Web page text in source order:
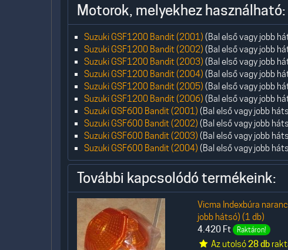
Motorok, melyekhez használható:
Suzuki GSF1200 Bandit (2001) (Bal első vagy jobb
Suzuki GSF1200 Bandit (2002) (Bal első vagy jobb
Suzuki GSF1200 Bandit (2003) (Bal első vagy jobb
Suzuki GSF1200 Bandit (2004) (Bal első vagy jobb
Suzuki GSF1200 Bandit (2005) (Bal első vagy jobb
Suzuki GSF1200 Bandit (2006) (Bal első vagy jobb
Suzuki GSF600 Bandit (2001) (Bal első vagy jobb
Suzuki GSF600 Bandit (2002) (Bal első vagy jobb
Suzuki GSF600 Bandit (2003) (Bal első vagy jobb
Suzuki GSF600 Bandit (2004) (Bal első vagy jobb
További kapcsolódó termékeink:
Vicma Indexbúra
jobb hátsó) (1 db)
4.420 Ft Raktáron!
Az utolsó28 db